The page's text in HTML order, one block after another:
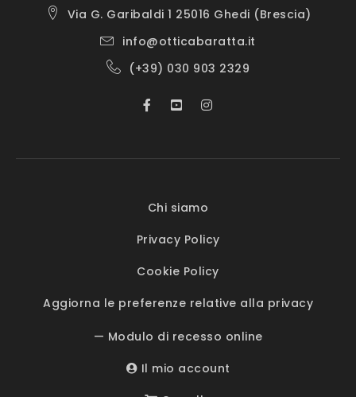
Via G. Garibaldi 1 25016 Ghedi (Brescia)
info@otticabaratta.it
(+39) 030 903 2329
Chi siamo
Privacy Policy
Cookie Policy
Aggiorna le preferenze relative alla privacy
— Modulo di recesso online
Il mio account